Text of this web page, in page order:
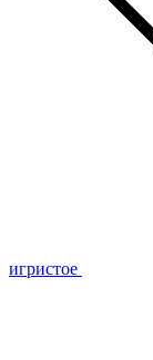
игристое